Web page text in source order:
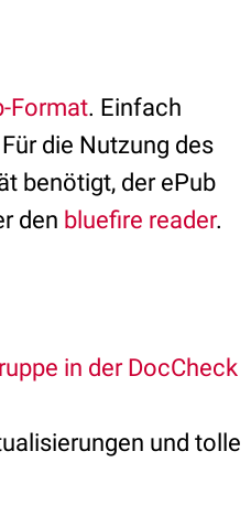
Format. Einfach
die Nutzung des
benötigt, der ePub
den bluefire reader.
in der DocCheck
und tolle